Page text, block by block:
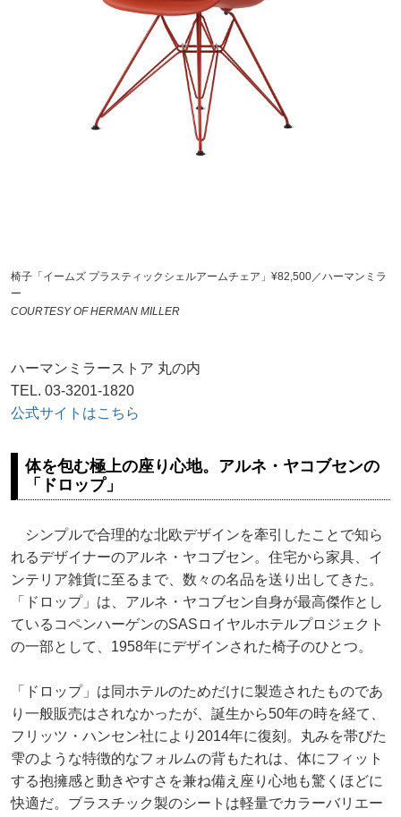
椅子「イームズ プラスティックシェルアームチェア」¥82,500／ハーマンミラ
ー
COURTESY OF HERMAN MILLER
ハーマンミラーストア 丸の内
TEL. 03-3201-1820
公式サイトはこちら
体を包む極上の座り心地。アルネ・ヤコブセンの
「ドロップ」
シンプルで合理的な北欧デザインを牽引したことで知ら
れるデザイナーのアルネ・ヤコブセン。住宅から家具、イ
ンテリア雑貨に至るまで、数々の名品を送り出してきた。
「ドロップ」は、アルネ・ヤコブセン自身が最高傑作とし
ているコペンハーゲンのSASロイヤルホテルプロジェクト
の一部として、1958年にデザインされた椅子のひとつ。
「ドロップ」は同ホテルのためだけに製造されたものであ
り一般販売はされなかったが、誕生から50年の時を経て、
フリッツ・ハンセン社により2014年に復刻。丸みを帯びた
雫のような特徴的なフォルムの背もたれは、体にフィット
する抱擁感と動きやすさを兼ね備え座り心地も驚くほどに
快適だ。ブラスチック製のシートは軽量でカラーバリエー